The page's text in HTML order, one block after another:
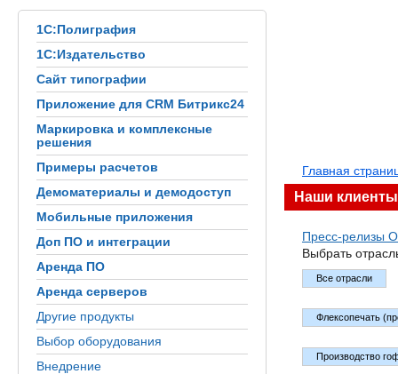
1С:Полиграфия
1С:Издательство
Сайт типографии
Приложение для CRM Битрикс24
Маркировка и комплексные
решения
Примеры расчетов
Демоматериалы и демодоступ
Мобильные приложения
Доп ПО и интеграции
Аренда ПО
Аренда серверов
Другие продукты
Выбор оборудования
Внедрение
Главная
Наши клиенты
Пресс-релизы
Выбрать
Все отрасли
Флексопечать
Производство